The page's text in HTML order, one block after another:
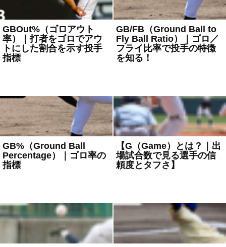
GBOut%（ゴロアウト
率）｜打者をゴロでアウ
トにした割合を示す投手
指標
GB/FB（Ground Ball to
Fly Ball Ratio）｜ゴロ／
フライ比率で投手の特徴
を知る！
GB%（Ground Ball
Percentage）｜ゴロ率の
指標
【G（Game）とは？｜出
場試合数で見る選手の信
頼度とタフさ】